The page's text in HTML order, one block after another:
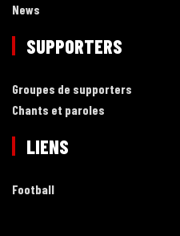
News
SUPPORTERS
Groupes de supporters
Chants et paroles
LIENS
Football